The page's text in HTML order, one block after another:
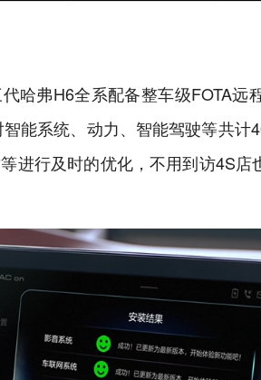
哈弗H6全系配备整车级FOTA远
能系统、动力、智能驾驶等共计
进行及时的优化，不用到访4S